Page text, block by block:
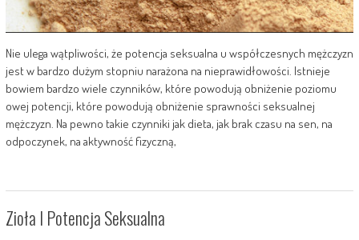
Nie ulega wątpliwości, że potencja seksualna u współczesnych mężczyzn
jest w bardzo dużym stopniu narażona na nieprawidłowości. Istnieje
bowiem bardzo wiele czynników, które powodują obniżenie poziomu
owej potencji, które powodują obniżenie sprawności seksualnej
mężczyzn. Na pewno takie czynniki jak dieta, jak brak czasu na sen, na
odpoczynek, na aktywność fizyczną,
Zioła I Potencja Seksualna